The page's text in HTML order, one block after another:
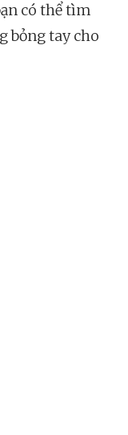
có thể tìm
bỏng tay cho